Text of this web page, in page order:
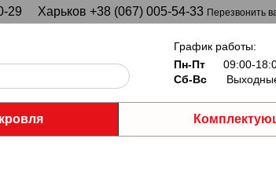
29 Харьков +38 (067) 005-54-33 Перезвонить
График работы:
Пн-Пт
09:00-
Сб-Вс